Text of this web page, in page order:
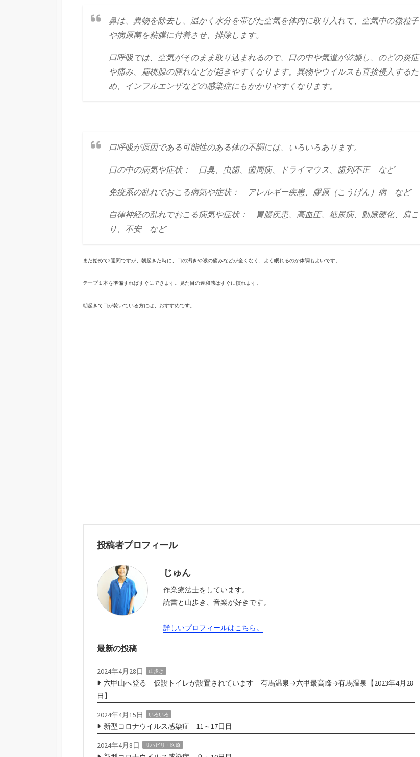
鼻は、異物を除去し、温かく水分を帯びた空気を体内に取り入れて、空気中の微粒子
や病原菌を粘膜に付着させ、排除します。
口呼吸では、空気がそのまま取り込まれるので、口の中や気道が乾燥し、のどの炎症
や痛み、扁桃腺の腫れなどが起きやすくなります。異物やウイルスも直接侵入するた
め、インフルエンザなどの感染症にもかかりやすくなります。
口呼吸が原因である可能性のある体の不調には、いろいろあります。
口の中の病気や症状： 口臭、虫歯、歯周病、ドライマウス、歯列不正 など
免疫系の乱れでおこる病気や症状： アレルギー疾患、膠原（こうげん）病 など
自律神経の乱れでおこる病気や症状： 胃腸疾患、高血圧、糖尿病、動脈硬化、肩こ
り、不安 など
まだ始めて2週間ですが、朝起きた時に、口の渇きや喉の痛みなどが全くなく、よく眠れるのか体調もよいです。
テープ１本を準備すればすぐにできます。見た目の違和感はすぐに慣れます。
朝起きて口が乾いている方には、おすすめです。
投稿者プロフィール
じゅん
作業療法士をしています。
読書と山歩き、音楽が好きです。
詳しいプロフィールはこちら。
最新の投稿
2024年4月28日 山歩き
六甲山へ登る 仮設トイレが設置されています 有馬温泉→六甲最高峰→有馬温泉【2023年4月28
日】
2024年4月15日 いろいろ
新型コロナウイルス感染症 11～17日目
2024年4月8日 リハビリ・医療